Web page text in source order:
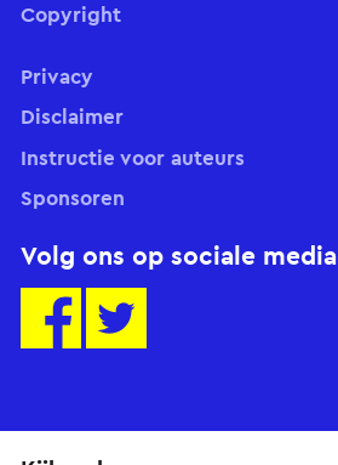
Copyright
Volg ons op sociale media
Privacy
Disclaimer
Instructie voor auteurs
Sponsoren